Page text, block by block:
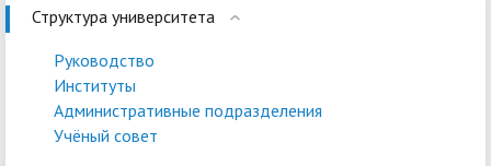
Структура университета
Руководство
Институты
Административные подразделения
Учёный совет